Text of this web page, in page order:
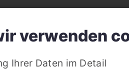
verwenden
Ihrer Daten im Detail